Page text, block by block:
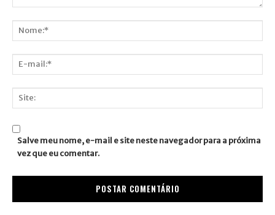
mail:*
Salve meu nome, e-mail e site neste navegador para a próxima
vez que eu comentar.